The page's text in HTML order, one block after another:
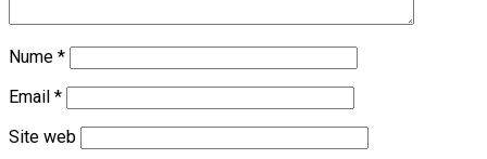
Nume *
Email *
Site web